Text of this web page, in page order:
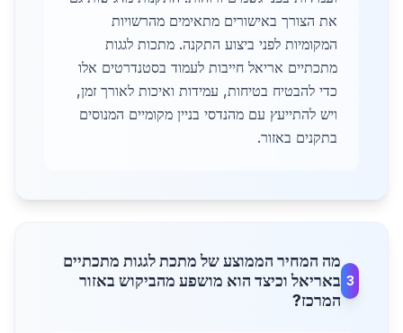
את הצורך באישורים מתאימים מהרשויות
המקומיות לפני ביצוע התקנה. מתכות לגגות
מתכתיים אריאל חייבות לעמוד בסטנדרטים אלו
כדי להבטיח בטיחות, עמידות ואיכות לאורך זמן,
ויש להתייעץ עם מהנדסי בניין מקומיים המנוסים
בתקנים באזור.
3
מה המחיר הממוצע של מתכת לגגות מתכתיים
באריאל וכיצד הוא מושפע מהביקוש באזור
המרכז?